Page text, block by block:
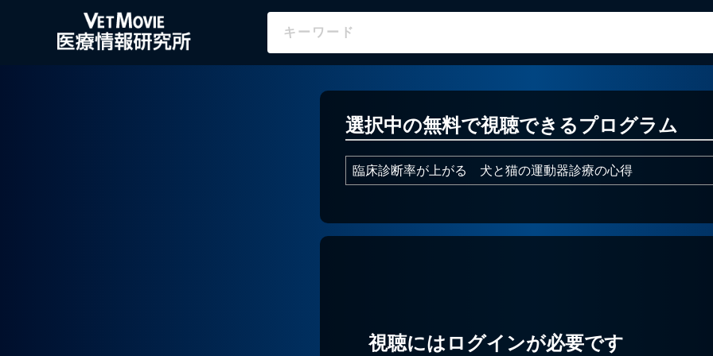
選択中の無料で視聴できるプログラム
臨床診断率が上がる 犬と猫の運動器診療の心得
視聴にはログインが必要です